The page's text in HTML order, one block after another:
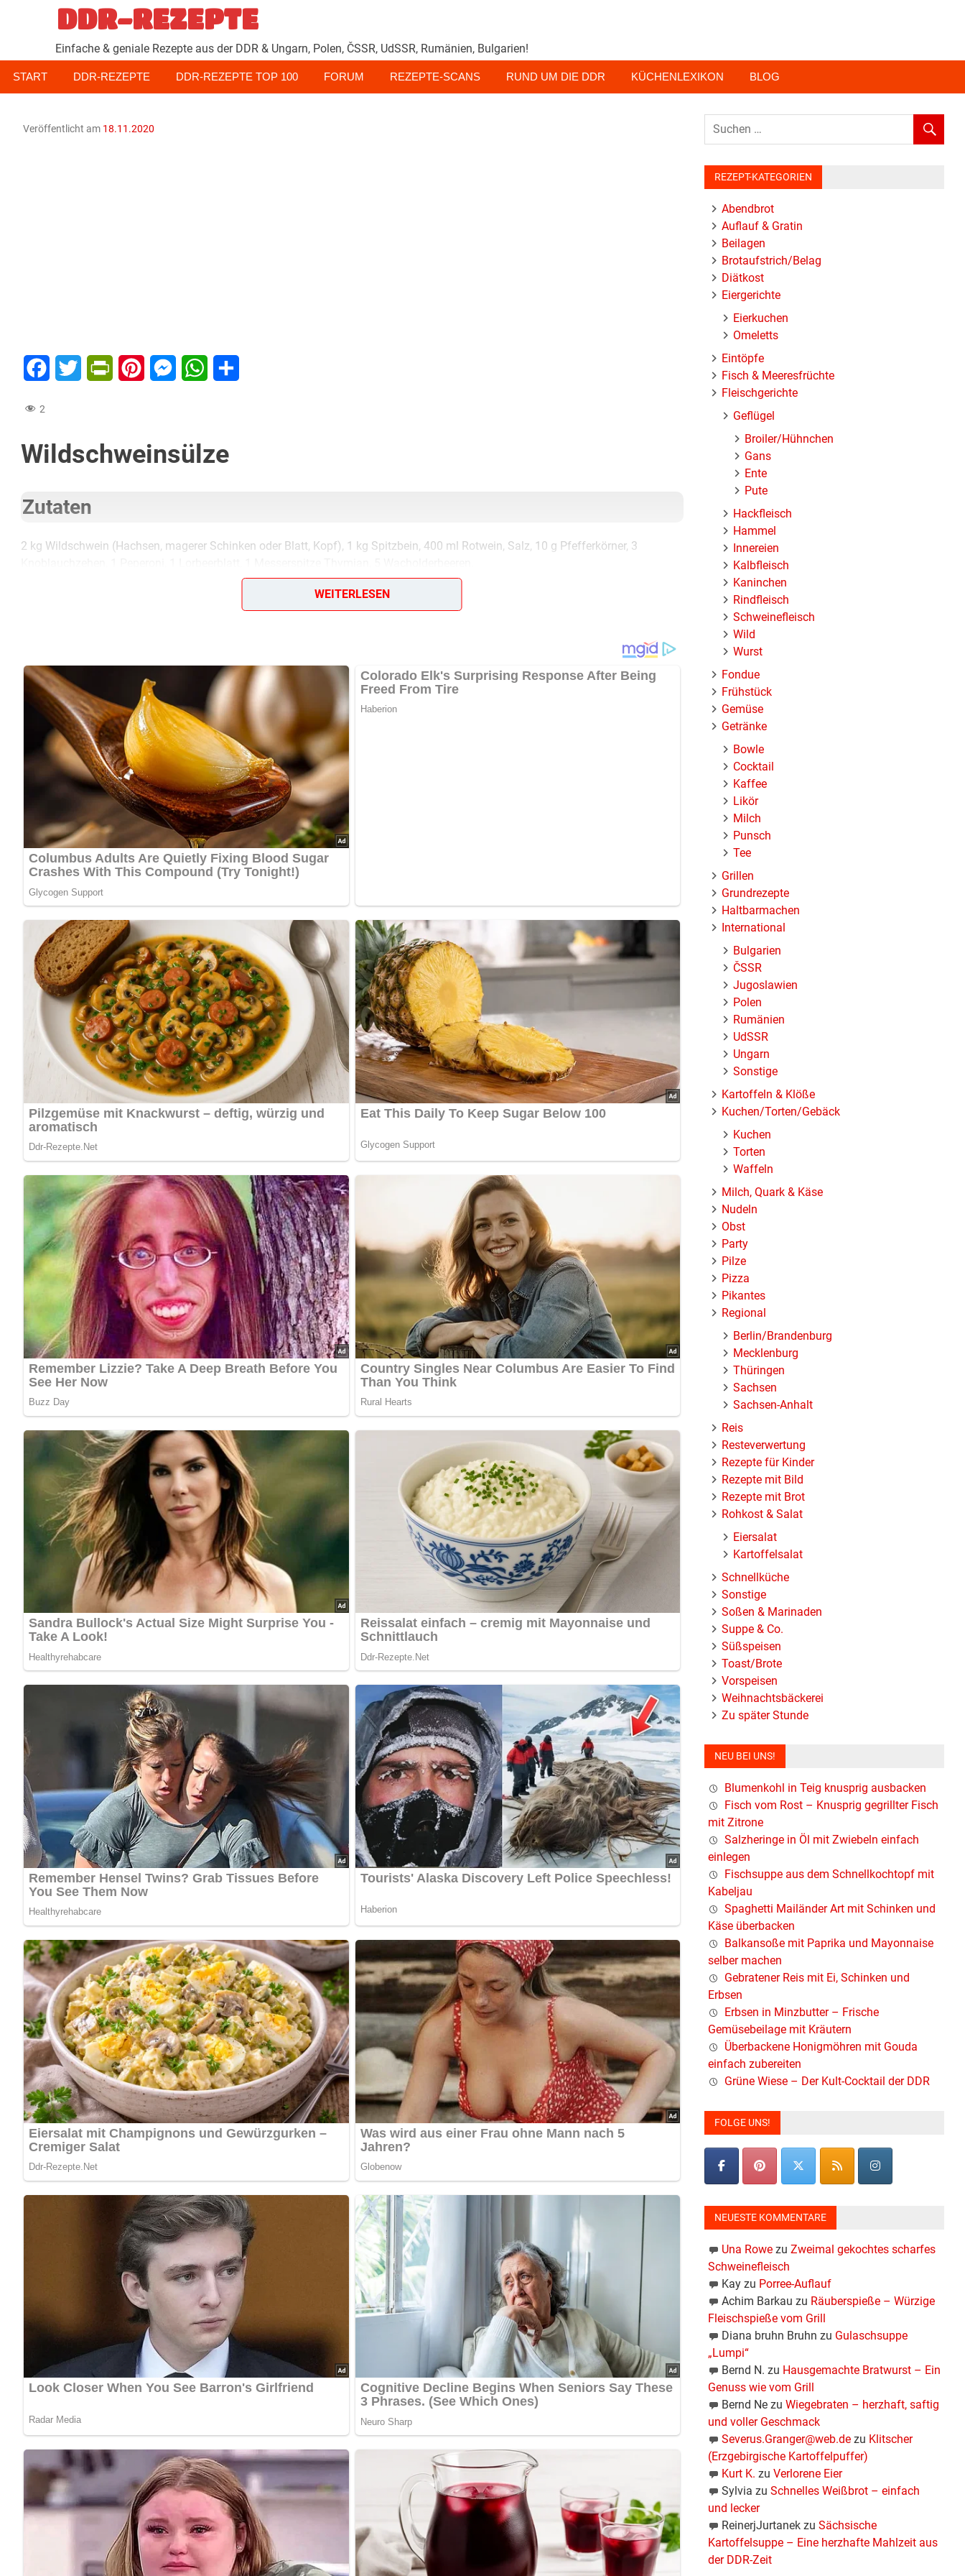
Zum
Inhalt
springen
DDR-REZEPTE
Einfache & geniale Rezepte aus der DDR & Ungarn, Polen, ČSSR, UdSSR, Rumänien, Bulgarien!
START DDR-REZEPTE DDR-REZEPTE TOP 100 FORUM REZEPTE-SCANS RUND UM DIE DDR KÜCHENLEXIKON BLOG
Veröffentlicht am 18.11.2020
FacebookTwitter PrintFriendly
PinterestMessengerWhatsApp
2
Wildschweinsülze
Zutaten
2 kg Wildschwein (Hachsen, magerer Schinken oder Blatt, Kopf), 1 kg Spitzbein, 400 ml Rotwein, Salz, 10 g Pfefferkörner, 3
Lob, Kritik, Fragen oder Anregungen zum Rezept? Dann hinterlasse doch bitte einen Kommentar am Ende dieser Seite & auch
Zubereitung
Das Fleisch gründlich reinigen, mehrmals waschen und in so viel Wasser zum Kochen ansetzen, daß es gut bedeckt ist.
Den Rotwein dazugießen.
Nach dem Aufwallen abschäumen, salzen und einen Mullbeutel mit den Gewürzen hineinhängen.
Zugedeckt leicht kochen lassen, damit der Sud nicht trübe wird.
Wenn das Fleisch so weich ist, daß es sich leicht von den Knochen löst, vom Herd nehmen, ein wenig setzen lassen, den
Gewürzbeutel herausnehmen und den Sud durchseihen und entfetten.
Das Fleisch von den Knochen lösen, in mittelgroße Stücke schneiden und in Schüsselchen verteilen.
Wenn nötig, den Sud nachwürzen und über das Fleisch gießen.
Die Sülze im Kühlschrank fest werden lassen.
[Nach: Kochen – 30 Jahre Kochen » Verlag für die Frau, Leipzig]
4.2/5(12 Bewertung)
WEITERLESEN
REZEPT-KATEGORIEN
Abendbrot
Auflauf & Gratin
Beilagen
Brotaufstrich/Belag
Diätkost
Eiergerichte
Eierkuchen
Omeletts
Eintöpfe
Fisch & Meeresfrüchte
Fleischgerichte
Geflügel
Broiler/Hühnchen
Gans
Ente
Pute
Hackfleisch
Hammel
Innereien
Kalbfleisch
Kaninchen
Rindfleisch
Schweinefleisch
Wild
Wurst
Fondue
Frühstück
Gemüse
Getränke
Bowle
Cocktail
Kaffee
Likör
Milch
Punsch
Tee
Grillen
Grundrezepte
Haltbarmachen
International
Bulgarien
ČSSR
Jugoslawien
Polen
Rumänien
UdSSR
Ungarn
Sonstige
Kartoffeln & Klöße
Kuchen/Torten/Gebäck
Kuchen
Torten
Waffeln
Milch, Quark & Käse
Nudeln
Obst
Party
Pilze
Pizza
Pikantes
Regional
Berlin/Brandenburg
Mecklenburg
Thüringen
Sachsen
Sachsen-Anhalt
Reis
Resteverwertung
Rezepte für Kinder
Rezepte mit Bild
Rezepte mit Brot
Rohkost & Salat
Eiersalat
Kartoffelsalat
Schnellküche
Sonstige
Soßen & Marinaden
Suppe & Co.
Süßspeisen
Toast/Brote
Vorspeisen
Weihnachtsbäckerei
Zu später Stunde
NEU BEI UNS!
Blumenkohl in Teig knusprig ausbacken
Fisch vom Rost – Knusprig gegrillter Fisch
mit Zitrone
Salzheringe in Öl mit Zwiebeln einfach
einlegen
Fischsuppe aus dem Schnellkochtopf mit
Kabeljau
Spaghetti Mailänder Art mit Schinken und
Käse überbacken
Balkansoße mit Paprika und Mayonnaise
selber machen
Gebratener Reis mit Ei, Schinken und
Erbsen
Erbsen in Minzbutter – Frische
Gemüsebeilage mit Kräutern
Überbackene Honigmöhren mit Gouda
einfach zubereiten
Grüne Wiese – Der Kult-Cocktail der DDR
FOLGE UNS!
NEUESTE KOMMENTARE
Una Rowezu Zweimal gekochtes scharfes
Schweinefleisch
Kayzu Porree-Auflauf
Achim Barkau zu Räuberspieße – Würzige
Fleischspieße vom Grill
Diana bruhn Bruhn zu Gulaschsuppe
„Lumpi“
Bernd N. zu Hausgemachte Bratwurst – Ein
Genuss wie vom Grill
Bernd Nezu Wiegebraten – herzhaft, saftig
und voller Geschmack
Severus.Granger@web.dezu Klitscher
(Erzgebirgische Kartoffelpuffer)
Kurt K. zu Verlorene Eier
Sylvia zu Schnelles Weißbrot – einfach
und lecker
ReinerjJurtanekzu Sächsische
Kartoffelsuppe – Eine herzhafte Mahlzeit aus
der DDR-Zeit